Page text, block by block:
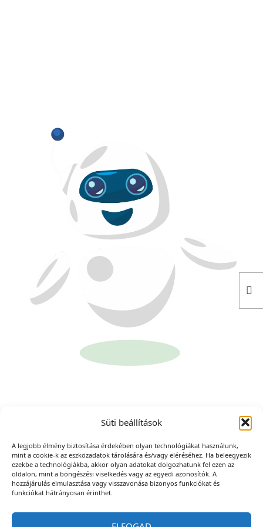
Süti beállítások
A legjobb élmény biztosítása érdekében olyan technológiákat használunk,
mint a cookie-k az eszközadatok tárolására és/vagy eléréséhez. Ha beleegyezik
ezekbe a technológiákba, akkor olyan adatokat dolgozhatunk fel ezen az
oldalon, mint a böngészési viselkedés vagy az egyedi azonosítók. A
hozzájárulás elmulasztása vagy visszavonása bizonyos funkciókat és
funkciókat hátrányosan érinthet.